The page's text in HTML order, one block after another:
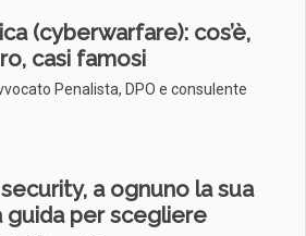
(cyberwarfare): cos’è,
casi famosi
Penalista, DPO e consulente
a ognuno la sua
guida per scegliere